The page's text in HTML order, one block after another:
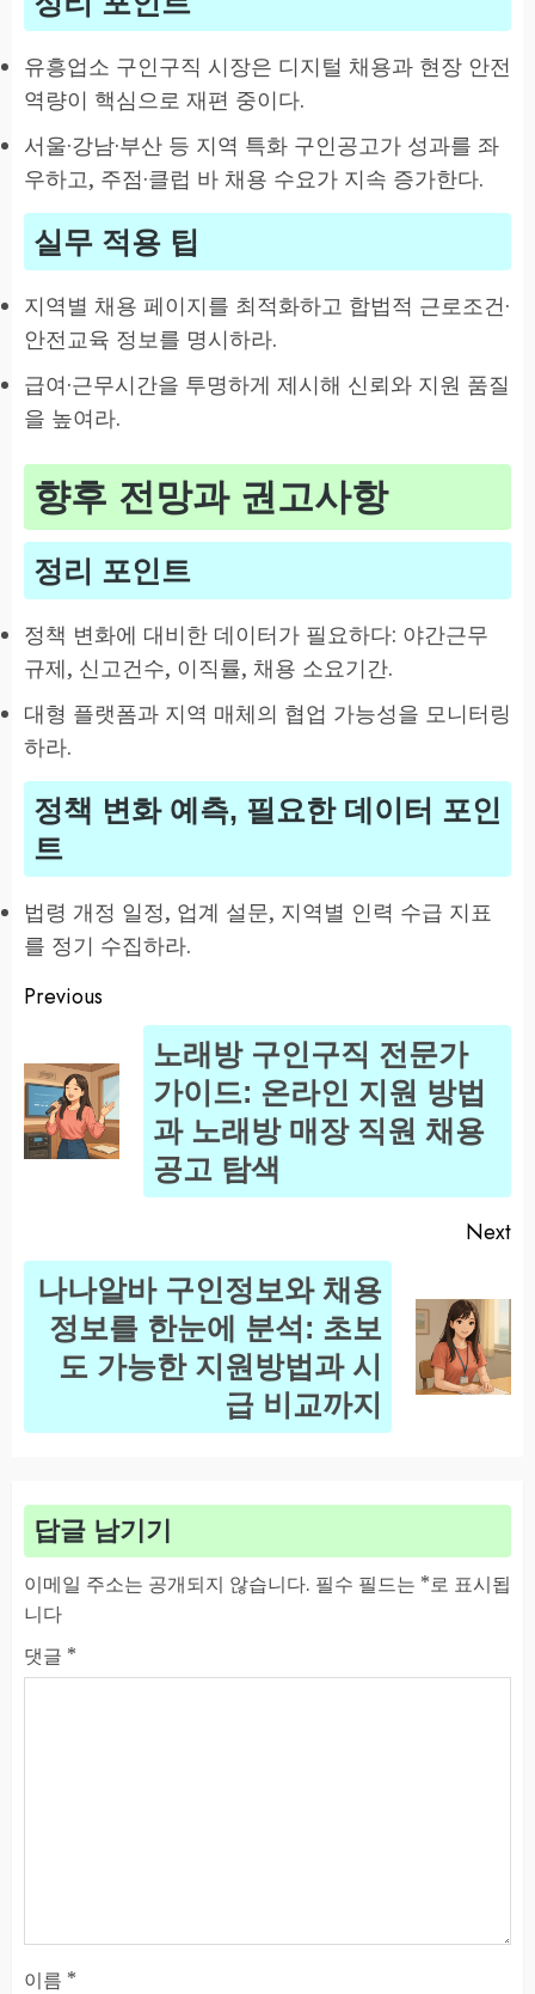
유흥업소 구인구직 시장은 디지털 채용과 현장 안전
역량이 핵심으로 재편 중이다.
서울·강남·부산 등 지역 특화 구인공고가 성과를 좌
우하고, 주점·클럽 바 채용 수요가 지속 증가한다.
실무 적용 팁
지역별 채용 페이지를 최적화하고 합법적 근로조건·
안전교육 정보를 명시하라.
급여·근무시간을 투명하게 제시해 신뢰와 지원 품질
을 높여라.
향후 전망과 권고사항
정리 포인트
정책 변화에 대비한 데이터가 필요하다: 야간근무
규제, 신고건수, 이직률, 채용 소요기간.
대형 플랫폼과 지역 매체의 협업 가능성을 모니터링
하라.
정책 변화 예측, 필요한 데이터 포인
트
법령 개정 일정, 업계 설문, 지역별 인력 수급 지표
를 정기 수집하라.
Post
navigation
Previous
노래방 구인구직 전문가
가이드: 온라인 지원 방법
과 노래방 매장 직원 채용
공고 탐색
Next
Next
post:
나나알바 구인정보와 채용
정보를 한눈에 분석: 초보
도 가능한 지원방법과 시
급 비교까지
답글 남기기
이메일 주소는 공개되지 않습니다. 필수 필드는 *로 표시됩
니다
댓글 *
이름 *